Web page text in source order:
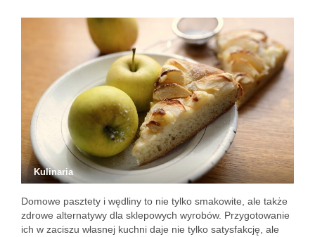
Kulinaria
Domowe pasztety i wędliny to nie tylko smakowite, ale także
zdrowe alternatywy dla sklepowych wyrobów. Przygotowanie
ich w zaciszu własnej kuchni daje nie tylko satysfakcję, ale